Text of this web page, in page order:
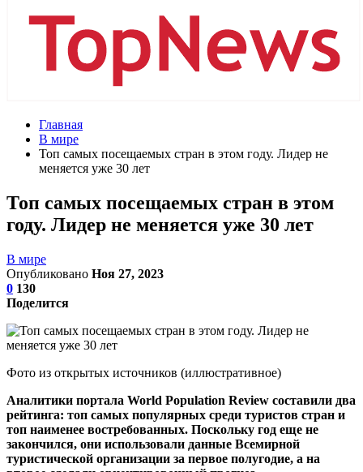
Главная
В мире
Топ самых посещаемых стран в этом году. Лидер не
меняется уже 30 лет
Топ самых посещаемых стран в этом
году. Лидер не меняется уже 30 лет
В мире
Опубликовано Ноя 27, 2023
0 130
Поделится
Фото из открытых источников (иллюстративное)
Аналитики портала World Population Review составили два
рейтинга: топ самых популярных среди туристов стран и
топ наименее востребованных. Поскольку год еще не
закончился, они использовали данные Всемирной
туристической организации за первое полугодие, а на